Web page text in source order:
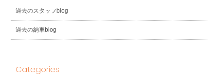
過去のスタッフblog
過去の納車blog
Categories